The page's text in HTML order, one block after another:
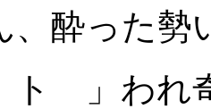
、酔った勢
」われ奇